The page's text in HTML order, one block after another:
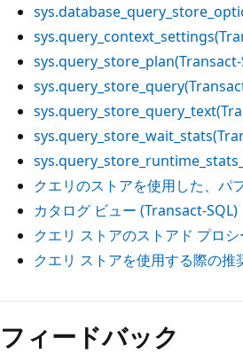
sys.query_store_plan(Transact-
クエリのストアを使用した、パ
カタログ ビュー (Transact-SQL)
クエリ ストアのストアド プロ
クエリ ストアを使用する際の推
フィードバック